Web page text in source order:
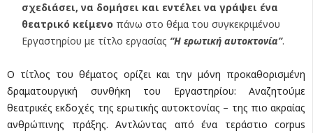
σχεδιάσει, να δομήσει και εντέλει να γράψει ένα
θεατρικό κείμενο πάνω στο θέμα του συγκεκριμένου
Εργαστηρίου με τίτλο εργασίας “Η ερωτική αυτοκτονία”.
Ο τίτλος του θέματος ορίζει και την μόνη προκαθορισμένη
δραματουργική συνθήκη του Εργαστηρίου: Αναζητούμε
θεατρικές εκδοχές της ερωτικής αυτοκτονίας – της πιο ακραίας
ανθρώπινης πράξης. Αντλώντας από ένα τεράστιο corpus